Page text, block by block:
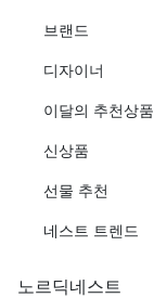
브랜드
디자이너
이달의 추천상품
신상품
선물 추천
네스트 트렌드
노르딕네스트